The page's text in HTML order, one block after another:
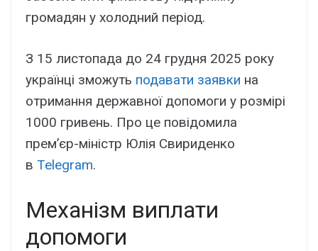
громадян у холодний період.
З 15 листопада до 24 грудня 2025 року
українці зможуть подавати заявки на
отримання державної допомоги у розмірі
1000 гривень. Про це повідомила
прем’єр-міністр Юлія Свириденко
в Telegram.
Механізм виплати
допомоги